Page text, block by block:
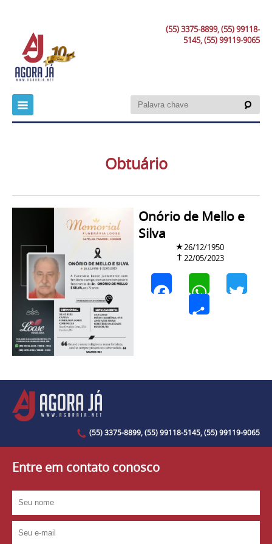
(55) 3375-8899, (55) 99118-
5145, (55) 99119-9065
Obtuário
Onório de Mello e
Silva
26/12/1950
22/05/2023
Facebook WhatsApp
(55) 3375-8899, (55) 99118-5145, (55) 99119-9065
Entre em contato conosco